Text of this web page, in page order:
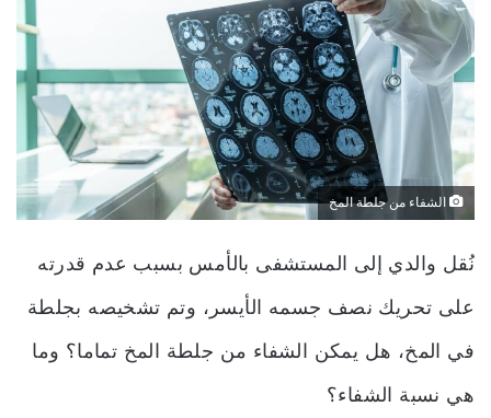
الشفاء من جلطة المخ
نُقل والدي إلى المستشفى بالأمس بسبب عدم قدرته
على تحريك نصف جسمه الأيسر، وتم تشخيصه بجلطة
في المخ، هل يمكن الشفاء من جلطة المخ تماما؟ وما
هي نسبة الشفاء؟